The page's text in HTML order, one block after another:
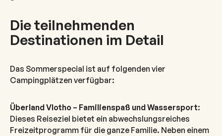
Die teilnehmenden
Destinationen im Detail
Das Sommerspecial ist auf folgenden vier
Campingplätzen verfügbar:
Überland Vlotho – Familienspaß und Wassersport:
Dieses Reiseziel bietet ein abwechslungsreiches
Freizeitprogramm für die ganze Familie. Neben einem